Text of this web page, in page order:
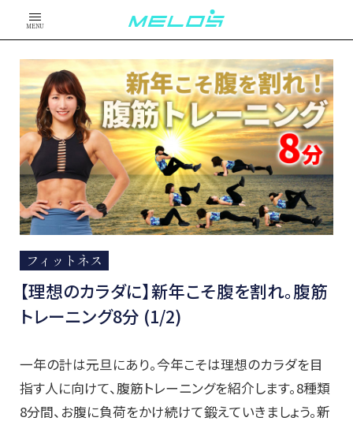
MENU
フィットネス
【理想のカラダに】新年こそ腹を割れ。腹筋
トレーニング8分 (1/2)
一年の計は元旦にあり。今年こそは理想のカラダを目
指す人に向けて、腹筋トレーニングを紹介します。8種類
8分間、お腹に負荷をかけ続けて鍛えていきましょう。新